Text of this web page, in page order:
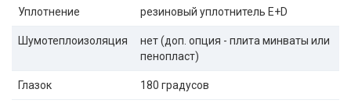
Уплотнение резиновый уплотнитель E+D
Шумотеплоизоляция
нет (доп. опция - плита минваты или
пенопласт)
Глазок 180 градусов